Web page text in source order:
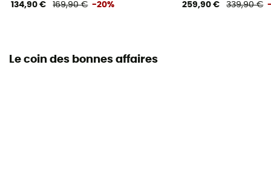
134,90 € 169,90 € -20% 259,90 € 339,90 €
Le coin des bonnes affaires